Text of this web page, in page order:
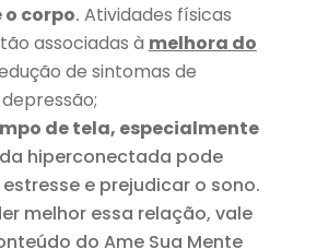
corpo. Atividades físicas
associadas à melhora do
de sintomas de
de tela, especialmente
hiperconectada pode
e prejudicar o sono.
melhor essa relação, vale
do Ame Sua Mente